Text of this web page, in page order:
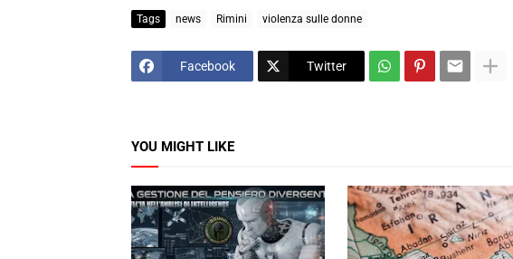
Tags news Rimini violenza sulle donne
Facebook Twitter
YOU MIGHT LIKE